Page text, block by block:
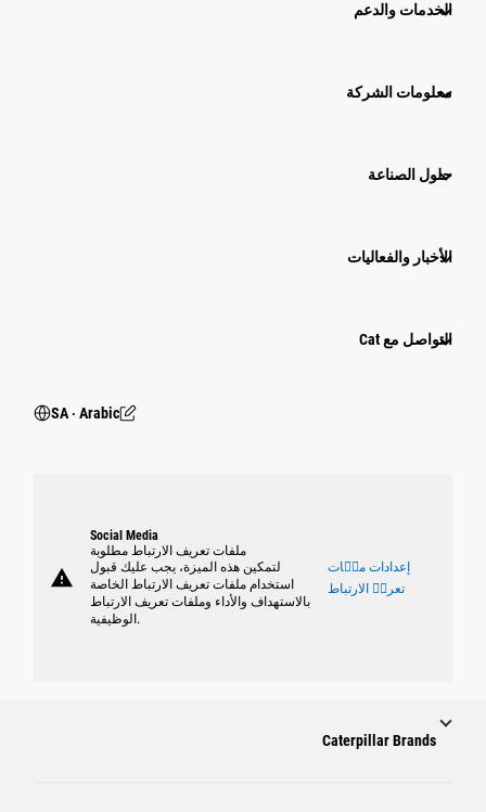
الخدمات والدعم
معلومات الشركة
حلول الصناعة
الأخبار والفعاليات
التواصل مع Cat
SA ‧ Arabic
warning
Social Media
ملفات تعريف الارتباط مطلوبة
لتمكين هذه الميزة، يجب عليك قبول
استخدام ملفات تعريف الارتباط الخاصة
بالاستهداف والأداء وملفات تعريف الارتباط
الوظيفية.
إعدادات ملٝات
تعريٝ الارتباط
Caterpillar Brands